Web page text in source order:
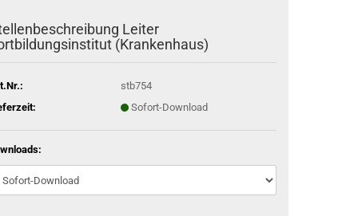
Leiter
(Krankenhaus)
stb754
Sofort-Download